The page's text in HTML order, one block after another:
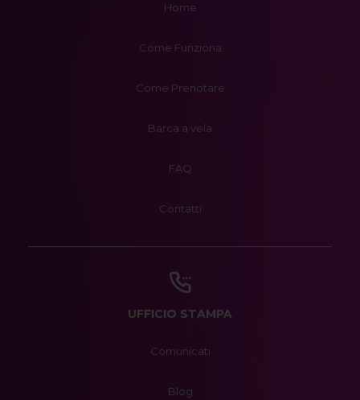
Home
Come Funziona
Come Prenotare
Barca a vela
FAQ
Contatti
UFFICIO STAMPA
Comunicati
Blog